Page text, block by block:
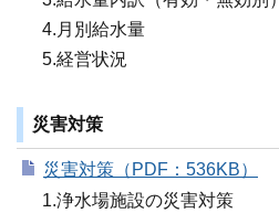
4.月別給水量
5.経営状況
災害対策
災害対策（PDF：536KB）
1.浄水場施設の災害対策